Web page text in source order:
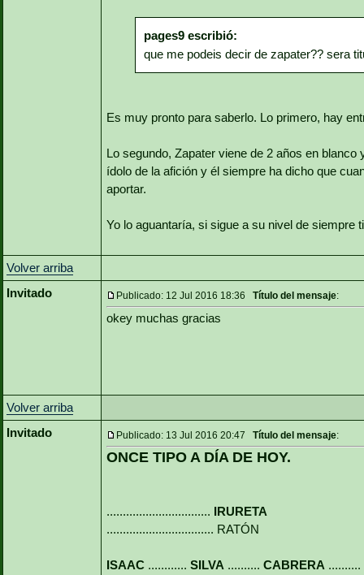
pages9 escribió:
que me podeis decir de zapater?? sera
Es muy pronto para saberlo. Lo primero, hay
Lo segundo, Zapater viene de 2 años en
ídolo de la afición y él siempre ha dicho que
aportar.
Yo lo aguantaría, si sigue a su nivel de siempre
Volver arriba
Invitado
Publicado: 12 Jul 2016 18:36 Título del mensaje:
okey muchas gracias
Volver arriba
Invitado
Publicado: 13 Jul 2016 20:47 Título del mensaje:
ONCE TIPO A DÍA DE HOY.
................................ IRURETA
................................. RATÓN
ISAAC ............ SILVA .......... CABRERA ..........